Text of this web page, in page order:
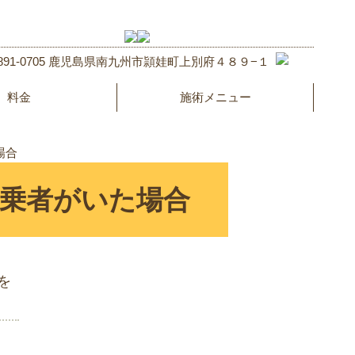
0705 鹿児島県南九州市頴娃町上別府４８９−１
料金 施術メニュー
合
者がいた場合